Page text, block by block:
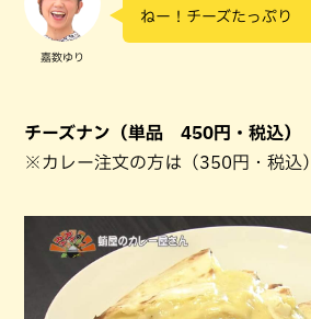
嘉数ゆり
ねー！チーズたっぷり
チーズナン（単品 450円・税込）
※カレー注文の方は（350円・税込）